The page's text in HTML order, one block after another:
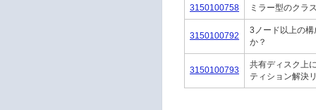
3150100758 ミラー型のクラ
3150100792
3ノード以上の
か？
3150100793
共有ディスク上
ティション解決